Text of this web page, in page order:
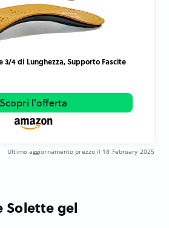
3/4 di Lunghezza, Supporto Fascite
Scopri l'offerta
Ultimo aggiornamento prezzo il 18 February 2025
Solette gel